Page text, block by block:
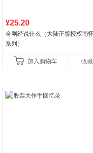
¥25.20
金刚经说什么（大陆正版授权南
系列）
加入购物车 收藏